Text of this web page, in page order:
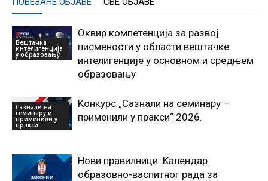
Вештачка
интелигенција
у образовању
Оквир компетенција за развој
писмености у области вештачке
интелигенције у основном и средњем
образовању
Сазнали на
семинару и
применили у
пракси
Kонкурс „Сазнали на семинару –
применили у пракси“ 2026.
Нови правилници: Календар
образовно-васпитног рада за